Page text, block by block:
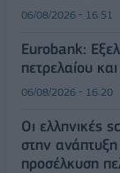
06/08/2026 - 16:51
Eurobank:
πετρελαίου
06/08/2026 - 16:20
Οι ελληνικές
στην
προσέλκυση